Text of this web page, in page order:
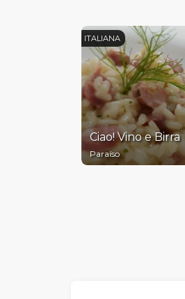
ITALIANA
Ciao! Vino e Birra
Paraíso